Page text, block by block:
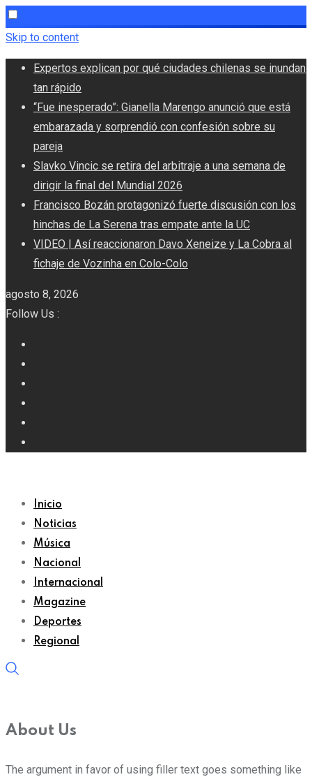
Skip to content
Expertos explican por qué ciudades chilenas se inundan
tan rápido
“Fue inesperado”: Gianella Marengo anunció que está
embarazada y sorprendió con confesión sobre su
pareja
Slavko Vincic se retira del arbitraje a una semana de
dirigir la final del Mundial 2026
Francisco Bozán protagonizó fuerte discusión con los
hinchas de La Serena tras empate ante la UC
VIDEO | Así reaccionaron Davo Xeneize y La Cobra al
fichaje de Vozinha en Colo-Colo
agosto 8, 2026
Follow Us :
Inicio
Noticias
Música
Nacional
Internacional
Magazine
Deportes
Regional
About Us
The argument in favor of using filler text goes something like